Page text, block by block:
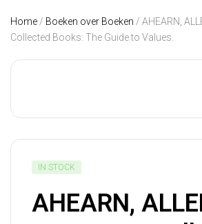
Home / Boeken over Boeken / AHEARN,
Collected Books: The Guide to Values.
IN STOCK
AHEARN,